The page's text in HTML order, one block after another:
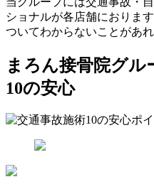
ショナルが各店舗におりま
ついてわからないことがあ
まろん接骨院グル
10の安心